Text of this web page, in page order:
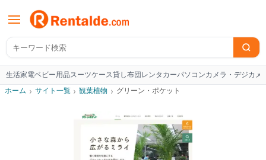
生活家電ベビー用品スーツケース貸し布団レンタカーパソコンカメラ・デジカメ
ホーム › サイト一覧 › 観葉植物 › グリーン・ポケット